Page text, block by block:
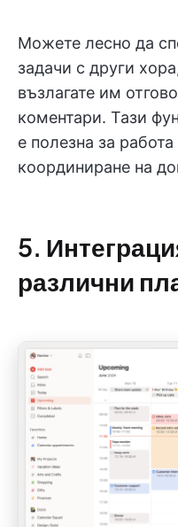
Можете лесно да
задачи с други
възлагате им
коментари. Тази
е полезна за
координиране на
5.
различни